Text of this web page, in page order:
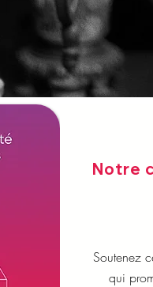
Notre
Soutenez
qui